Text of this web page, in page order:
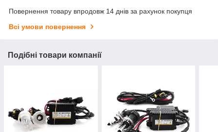
Повернення товару впродовж 14 днів за рахунок покупця
Всі умови повернення
Подібні товари компанії